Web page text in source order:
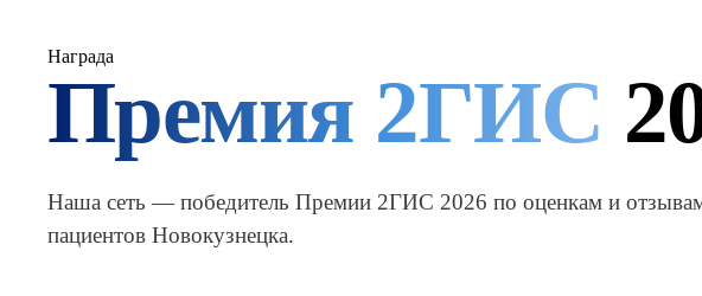
У нас не продают — у нас лечат. Только то, что вам действительно
нужно. По показаниям, простыми словами, по-человечески.
Написать в
MAX